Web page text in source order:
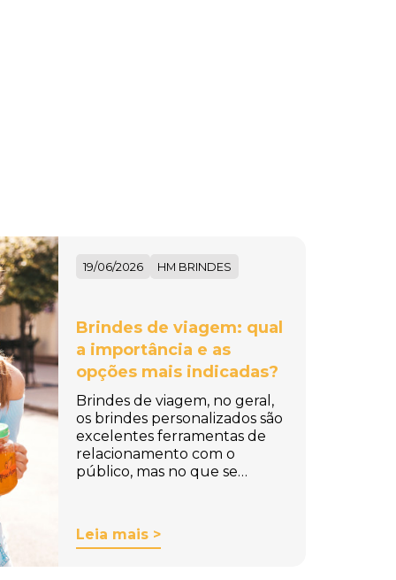
19/06/2026 HM BRINDES
Brindes de viagem: qual
a importância e as
opções mais indicadas?
Brindes de viagem, no geral,
os brindes personalizados são
excelentes ferramentas de
relacionamento com o
público, mas no que se…
Leia mais >